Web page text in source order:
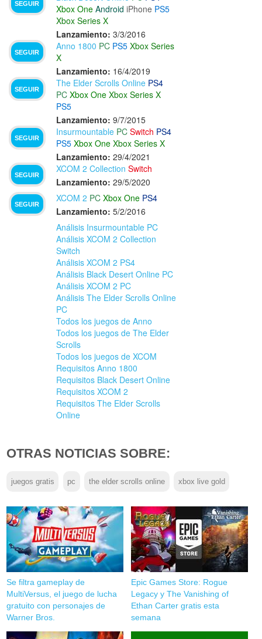
SEGUIR
Xbox One Android iPhone PS5
Xbox Series X
Lanzamiento: 3/3/2016
SEGUIR
Anno 1800 PC PS5 Xbox Series
X
Lanzamiento: 16/4/2019
SEGUIR
The Elder Scrolls Online PS4
PC Xbox One Xbox Series X
PS5
Lanzamiento: 9/7/2015
SEGUIR
Insurmountable PC Switch PS4
PS5 Xbox One Xbox Series X
Lanzamiento: 29/4/2021
SEGUIR
XCOM 2 Collection Switch
Lanzamiento: 29/5/2020
SEGUIR
XCOM 2 PC Xbox One PS4
Lanzamiento: 5/2/2016
Análisis Insurmountable PC
Análisis XCOM 2 Collection
Switch
Análisis XCOM 2 PS4
Análisis Black Desert Online PC
Análisis XCOM 2 PC
Análisis The Elder Scrolls Online
PC
Todos los juegos de Anno
Todos los juegos de The Elder
Scrolls
Todos los juegos de XCOM
Requisitos Anno 1800
Requisitos Black Desert Online
Requisitos XCOM 2
Requisitos The Elder Scrolls
Online
OTRAS NOTICIAS SOBRE:
juegos gratis pc the elder scrolls online xbox live gold
Se filtra gameplay de
MultiVersus, el juego de lucha
gratuito con personajes de
Warner Bros.
Epic Games Store: Rogue
Legacy y The Vanishing of
Ethan Carter gratis esta
semana